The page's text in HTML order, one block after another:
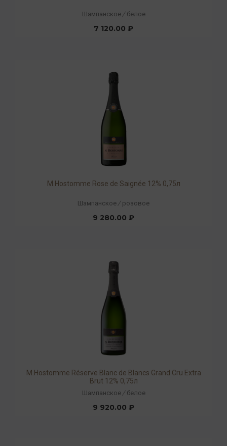
Шампанское / белое
7 120.00 ₽
М.Hostomme Rose de Saignée 12% 0,75л
Шампанское / розовое
9 280.00 ₽
М.Hostomme Réserve Blanc de Blancs Grand Cru Extra
Brut 12% 0,75л
Шампанское / белое
9 920.00 ₽